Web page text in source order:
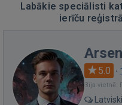
Labākie speciālisti
ierīču
5.0 ·
Bija vietnē: